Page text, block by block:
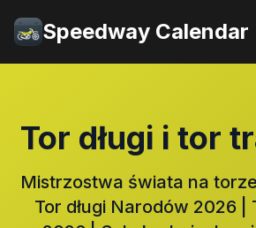
Speedway Calendar
Tor długi i tor
Mistrzostwa świata na torze
Tor długi Narodów 2026 |